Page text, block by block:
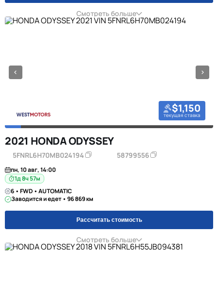
Смотреть больше
$1,150
текущая ставка
2021 HONDA ODYSSEY
5FNRL6H70MB024194 58799556
пн, 10 авг, 14:00
1д 8ч 57м
6 • FWD • AUTOMATIC
Заводится и едет • 96 869 км
Рассчитать стоимость
Смотреть больше